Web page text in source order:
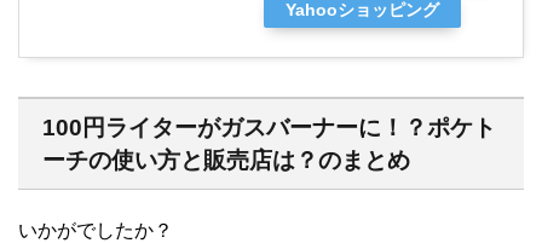
Yahooショッピング
100円ライターがガスバーナーに！？ポケト
ーチの使い方と販売店は？のまとめ
いかがでしたか？